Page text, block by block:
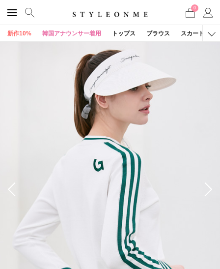
0
新作10% 韓国アナウンサー着用 トップス ブラウス スカート